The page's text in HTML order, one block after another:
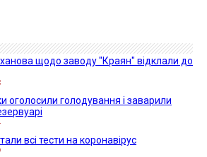
щодо заводу "Краян" відклали до
оголосили голодування і заварили
всі тести на коронавірус